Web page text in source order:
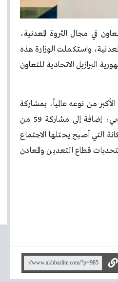
في مجال الثروة المعدنية،
واستكملت الوزارة هذه
البرازيل الاتحادية للتعاون
من نوعه عالمياً، بمشاركة
أكثر من 100 دولة، من بينها جميع دول مجموعة العشرين إلى جانب الاتحاد الأوروبي، إضافة إلى مشاركة 59 من
التي أصبح يحتلها الاجتماع
قطاع التعدين والمعادن